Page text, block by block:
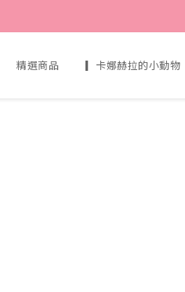
精選商品 ▎卡娜赫拉的小動物